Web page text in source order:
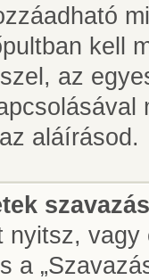
kell
az
aláírásod.
nyitsz,
a